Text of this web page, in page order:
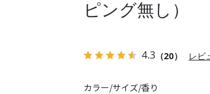
ピング無し）
4.3 （20） レビ
カラー/サイズ/香り